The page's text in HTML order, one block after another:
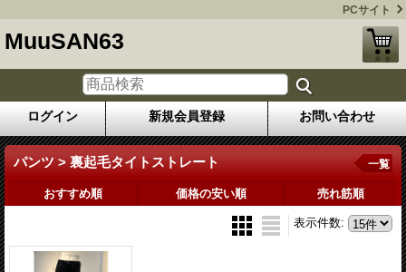
PCサイト
MuuSAN63
ログイン 新規会員登録 お問い合わせ
パンツ > 裏起毛タイトストレート 一覧
おすすめ順 価格の安い順 売れ筋順
表示件数: